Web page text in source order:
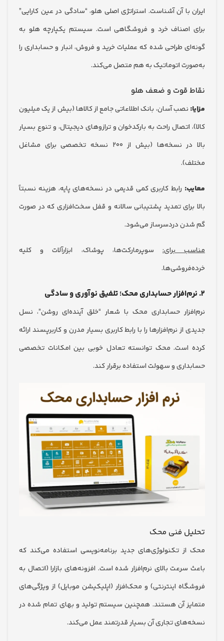
با آن آشناست. استراتژی اصلی هلو، “سادگی در عین کارایی”
اصناف خرد و فروشگاهی است. سیستم یکپارچه هلو به
طراحی شده که عملیات خرید و فروش، انبار و حسابداری را
اتوماتیک به هم متصل می‌کند.
قوت و ضعف هلو
نصب آسان، بانک اطلاعاتی جامع از کالاها (بیش از یک میلیون
اتصال راحت به بارکدخوان و ترازوهای دیجیتال، و تنوع بسیار
بالا در نسخه‌ها (بیش از ۲۰۰ نسخه تخصصی برای مشاغل
رابط کاربری کمی قدیمی در نسخه‌های پایه، هزینه نسبتاً
تمدید پشتیبانی سالانه و قفل سخت‌افزاری که در صورت
دردسرساز می‌شود.
برای:سوپرمارکت‌ها، پوشاک، ابزارآلات و کلیه
حسابداری محک با شعار “خلق آینده‌ای روشن”، نسل
نرم‌افزارها را با رابط کاربری بسیار مدرن و کاربرپسند ارائه
است. محک توانسته تعادل خوبی بین امکانات تخصصی
و سهولت استفاده برقرار کند.
فنی محک
تکنولوژی‌های جدید برنامه‌نویسی استفاده می‌کند که
بالای نرم‌افزار شده است. افزونه‌های بازارا (اتصال به
اینترنتی) و محک‌افزار (اپلیکیشن موبایل) از ویژگی‌های
آن هستند. همچنین سیستم تولید و بهای تمام شده در
تجاری آن بسیار قدرتمند عمل می‌کند.